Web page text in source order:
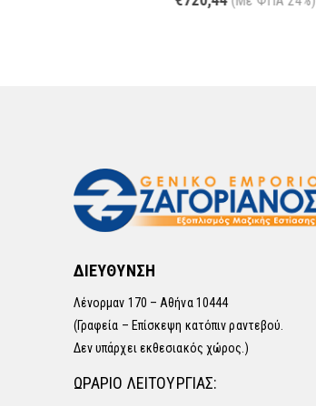
ΔΙΕΥΘΥΝΣΗ
Λένορμαν 170 – Αθήνα 10444
(Γραφεία – Επίσκεψη κατόπιν ραντεβού.
Δεν υπάρχει εκθεσιακός χώρος.)
ΩΡΑΡΙΟ ΛΕΙΤΟΥΡΓΙΑΣ: